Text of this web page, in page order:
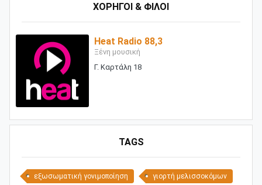
ΧΟΡΗΓΟΙ & ΦΙΛΟΙ
Heat Radio 88,3
Ξένη μουσική
Γ. Καρτάλη 18
TAGS
εξωσωματική γονιμοποίηση γιορτή μελισσοκόμων